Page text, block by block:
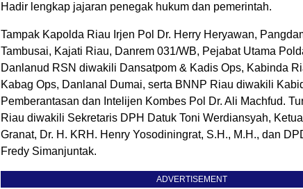
Hadir lengkap jajaran penegak hukum dan pemerintah.
Tampak Kapolda Riau Irjen Pol Dr. Herry Heryawan,
Tambusai, Kajati Riau, Danrem 031/WB, Pejabat Utama
Danlanud RSN diwakili Dansatpom & Kadis Ops, Kabinda
Kabag Ops, Danlanal Dumai, serta BNNP Riau diwakili
Pemberantasan dan Intelijen Kombes Pol Dr. Ali Machfud.
Riau diwakili Sekretaris DPH Datuk Toni Werdiansyah,
Granat, Dr. H. KRH. Henry Yosodiningrat, S.H., M.H., dan
Fredy Simanjuntak.
ADVERTISEMENT